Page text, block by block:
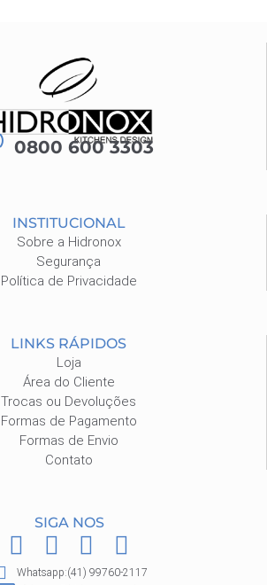
0800 600 3303
INSTITUCIONAL
Sobre a Hidronox
Segurança
Política de Privacidade
LINKS RÁPIDOS
Loja
Área do Cliente
Trocas ou Devoluções
Formas de Pagamento
Formas de Envio
Contato
SIGA NOS
F
a
I
n
P
i
W
h
Whatsapp:(41) 99760-2117